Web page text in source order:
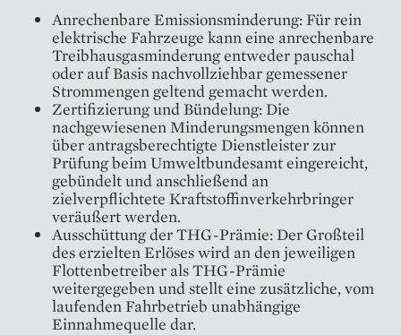
Anrechenbare Emissionsminderung: Für rein
elektrische Fahrzeuge kann eine anrechenbare
Treibhausgasminderung entweder pauschal
oder auf Basis nachvollziehbar gemessener
Strommengen geltend gemacht werden.
Zertifizierung und Bündelung: Die
nachgewiesenen Minderungsmengen können
über antragsberechtigte Dienstleister zur
Prüfung beim Umweltbundesamt eingereicht,
gebündelt und anschließend an
zielverpflichtete Kraftstoffinverkehrbringer
veräußert werden.
Ausschüttung der THG-Prämie: Der Großteil
des erzielten Erlöses wird an den jeweiligen
Flottenbetreiber als THG-Prämie
weitergegeben und stellt eine zusätzliche, vom
laufenden Fahrbetrieb unabhängige
Einnahmequelle dar.